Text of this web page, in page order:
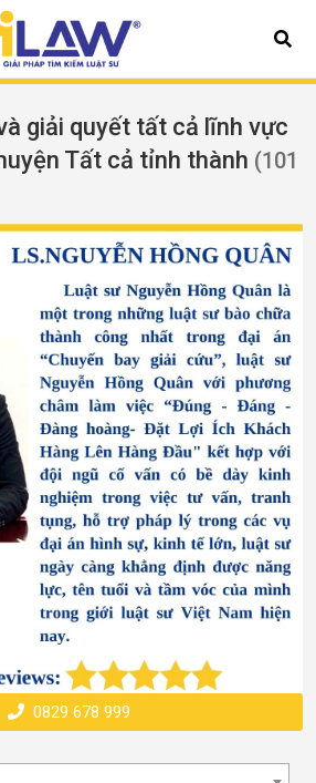
giải quyết tất cả lĩnh vực
Tất cả tỉnh thành (101
0829 678 999